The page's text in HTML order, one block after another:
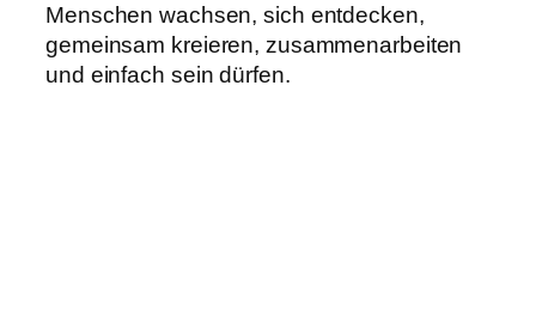
Menschen wachsen, sich entdecken,
gemeinsam kreieren, zusammenarbeiten
und einfach sein dürfen.